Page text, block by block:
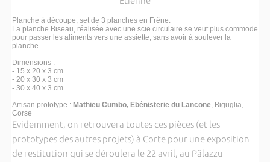
Planche à découpe, set de 3 planches en Frêne.
La planche Biseau, réalisée avec une scie circulaire se veut plus commode
pour passer les aliments vers une assiette, sans avoir à soulever la
planche.
Dimensions :
- 15 x 20 x 3 cm
- 20 x 30 x 3 cm
- 30 x 40 x 3 cm
Artisan prototype : Mathieu Cumbo, Ebénisterie du Lancone, Biguglia,
Corse
Evidemment, on retrouvera toutes ces pièces (et les
prototypes des autres projets) à Corte pour une exposition
de restitution qui se déroulera le 22 avril, au Pälazzu